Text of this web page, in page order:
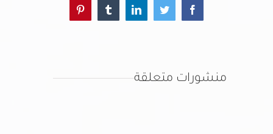
Facebook
Twitter
LinkedIn
Tumblr
Pinterest
منشورات متعلقة